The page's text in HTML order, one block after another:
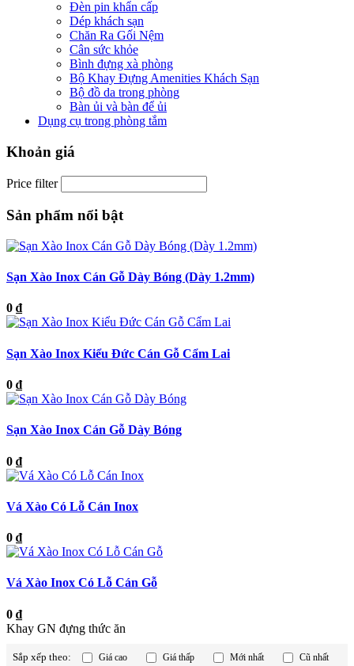
Đèn pin khẩn cấp
Dép khách sạn
Chăn Ra Gối Nệm
Cân sức khỏe
Bình đựng xà phòng
Bộ Khay Đựng Amenities Khách Sạn
Bộ đồ da trong phòng
Bàn ủi và bàn để ủi
Dụng cụ trong phòng tắm
Khoản giá
Price filter
Sản phẩm nổi bật
Sạn Xào Inox Cán Gỗ Dày Bóng (Dày 1.2mm)
0 ₫
Sạn Xào Inox Kiểu Đức Cán Gỗ Cẩm Lai
0 ₫
Sạn Xào Inox Cán Gỗ Dày Bóng
0 ₫
Vá Xào Có Lỗ Cán Inox
0 ₫
Vá Xào Inox Có Lỗ Cán Gỗ
0 ₫
Khay GN đựng thức ăn
Sắp xếp theo: Giá cao Giá thấp Mới nhất Cũ nhất